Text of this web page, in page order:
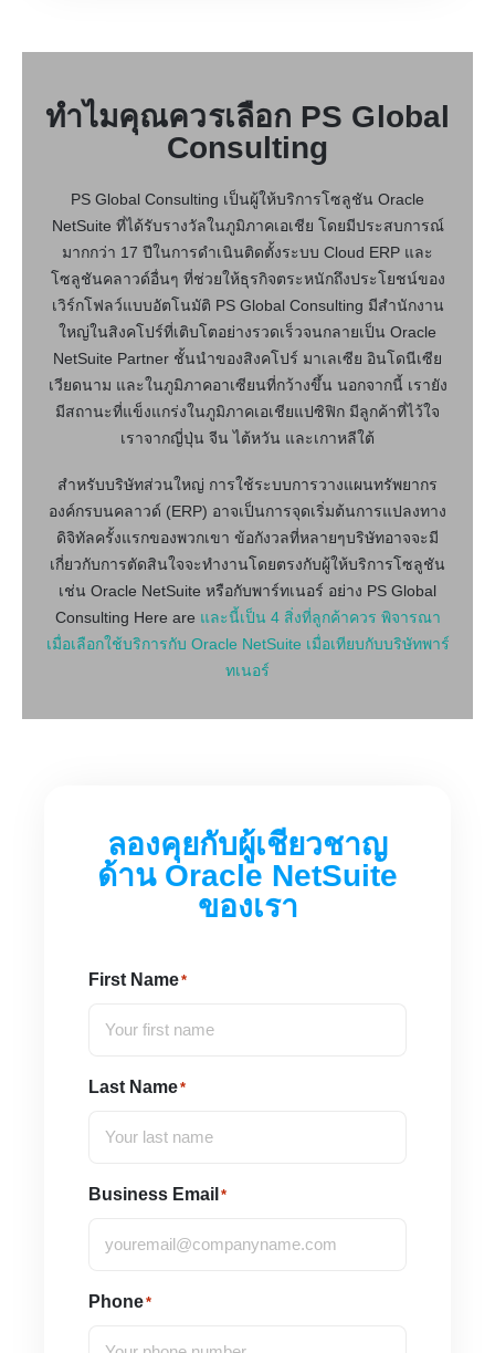
ทำไมคุณควรเลือก PS Global
Consulting
PS Global Consulting เป็นผู้ให้บริการโซลูชัน Oracle
NetSuite ที่ได้รับรางวัลในภูมิภาคเอเชีย โดยมีประสบการณ์
มากกว่า 17 ปีในการดำเนินติดตั้งระบบ Cloud ERP และ
โซลูชันคลาวด์อื่นๆ ที่ช่วยให้ธุรกิจตระหนักถึงประโยชน์ของ
เวิร์กโฟลว์แบบอัตโนมัติ PS Global Consulting มีสำนักงาน
ใหญ่ในสิงคโปร์ที่เติบโตอย่างรวดเร็วจนกลายเป็น Oracle
NetSuite Partner ชั้นนำของสิงคโปร์ มาเลเซีย อินโดนีเซีย
เวียดนาม และในภูมิภาคอาเซียนที่กว้างขึ้น นอกจากนี้ เรายัง
มีสถานะที่แข็งแกร่งในภูมิภาคเอเชียแปซิฟิก มีลูกค้าที่ไว้ใจ
เราจากญี่ปุ่น จีน ไต้หวัน และเกาหลีใต้
สำหรับบริษัทส่วนใหญ่ การใช้ระบบการวางแผนทรัพยากร
องค์กรบนคลาวด์ (ERP) อาจเป็นการจุดเริ่มต้นการแปลงทาง
ดิจิทัลครั้งแรกของพวกเขา ข้อกังวลที่หลายๆบริษัทอาจจะมี
เกี่ยวกับการตัดสินใจจะทำงานโดยตรงกับผู้ให้บริการโซลูชัน
เช่น Oracle NetSuite หรือกับพาร์ทเนอร์ อย่าง PS Global
Consulting Here are และนี้เป็น 4 สิ่งที่ลูกค้าควร พิจารณา
เมื่อเลือกใช้บริการกับ Oracle NetSuite เมื่อเทียบกับบริษัทพาร์
ทเนอร์
ลองคุยกับผู้เชียวชาญ
ด้าน Oracle NetSuite
ของเรา​
First Name*
Last Name*
Business Email *
Phone*